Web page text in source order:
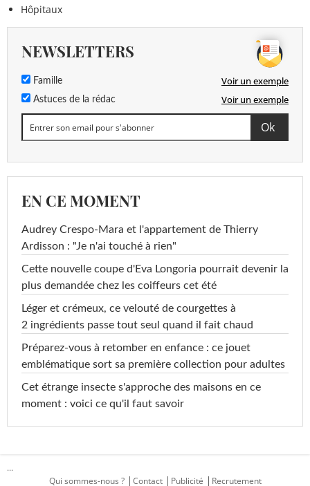
Hôpitaux
NEWSLETTERS
Famille Voir un exemple
Astuces de la rédac Voir un exemple
EN CE MOMENT
Audrey Crespo-Mara et l'appartement de Thierry
Ardisson : "Je n'ai touché à rien"
Cette nouvelle coupe d'Eva Longoria pourrait devenir la
plus demandée chez les coiffeurs cet été
Léger et crémeux, ce velouté de courgettes à
2 ingrédients passe tout seul quand il fait chaud
Préparez-vous à retomber en enfance : ce jouet
emblématique sort sa première collection pour adultes
Cet étrange insecte s'approche des maisons en ce
moment : voici ce qu'il faut savoir
...
Qui sommes-nous ?
Contact Publicité Recrutement